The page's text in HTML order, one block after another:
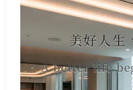
美好人生
A better life